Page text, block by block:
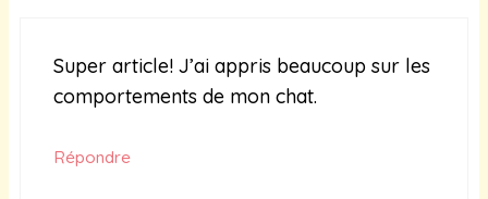
Super article! J’ai appris beaucoup sur les
comportements de mon chat.
Répondre